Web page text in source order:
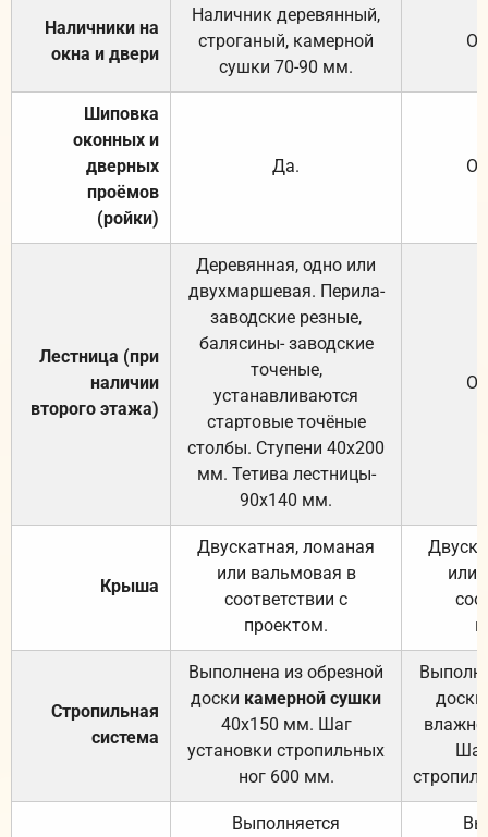
Наличники на
окна и двери
Наличник деревянный,
строганый, камерной
сушки 70-90 мм.
Шиповка
оконных и
дверных
проёмов
(ройки)
Да.
Лестница (при
наличии
второго этажа)
Деревянная, одно или
двухмаршевая. Перила-
заводские резные,
балясины- заводские
точеные,
устанавливаются
стартовые точёные
столбы. Ступени 40х200
мм. Тетива лестницы-
90х140 мм.
Крыша
Двускатная, ломаная
или вальмовая в
соответствии с
проектом.
или
Стропильная
система
Выполнена из обрезной
доски камерной сушки
40х150 мм. Шаг
установки стропильных
ног 600 мм.
доски
Выполняется